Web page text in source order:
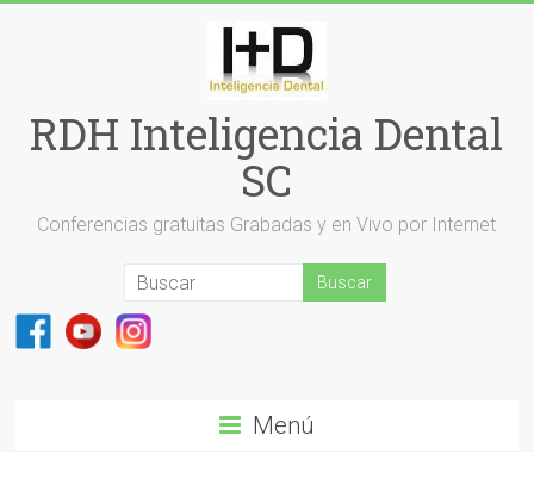
RDH Inteligencia Dental
SC
Conferencias gratuitas Grabadas y en Vivo por Internet
Menú